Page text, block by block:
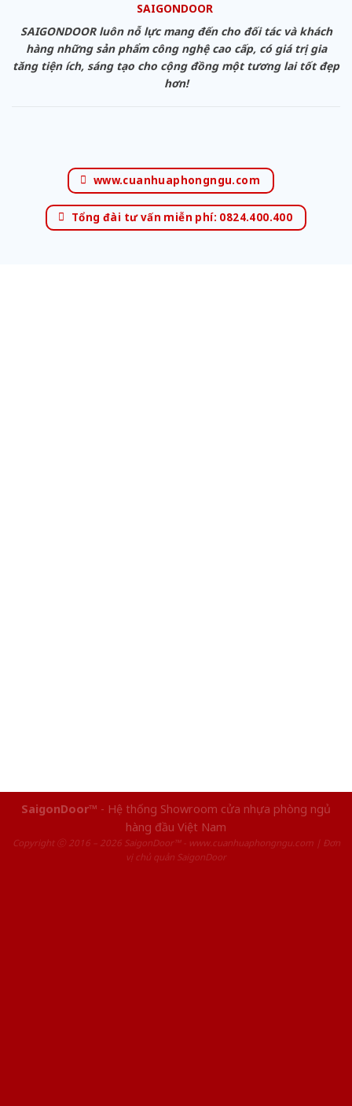
SAIGONDOOR
SAIGONDOOR luôn nỗ lực mang đến cho đối tác và khách
hàng những sản phẩm công nghệ cao cấp, có giá trị gia
tăng tiện ích, sáng tạo cho cộng đồng một tương lai tốt đẹp
hơn!
www.cuanhuaphongngu.com
Tổng đài tư vấn miễn phí: 0824.400.400
SaigonDoor™ - Hệ thống Showroom cửa nhựa phòng ngủ
hàng đầu Việt Nam
Copyright ⓒ 2016 – 2026 SaigonDoor™ - www.cuanhuaphongngu.com | Đơn
vị chủ quản SaigonDoor